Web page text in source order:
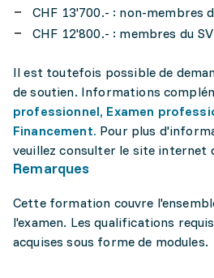
CHF 13'700.- : non-membres
CHF 12'800.- : membres du
Il est toutefois possible de
de soutien. Informations
professionnel, Examen
Financement. Pour plus
veuillez consulter le site internet
Remarques
Cette formation couvre
l'examen. Les qualifications
acquises sous forme de modules.